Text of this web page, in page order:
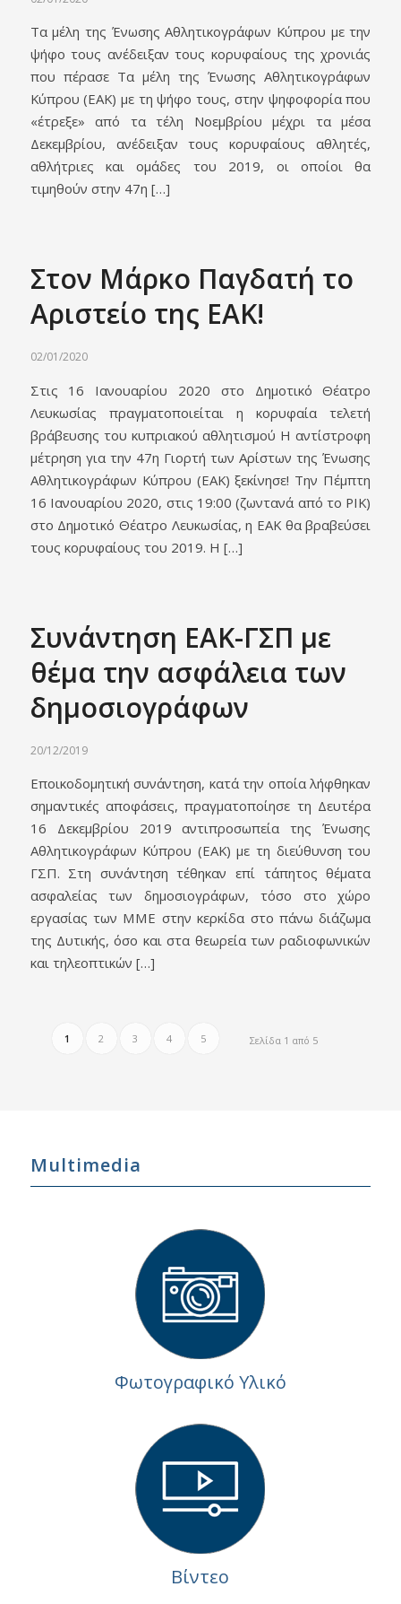
Τα μέλη της Ένωσης Αθλητικογράφων Κύπρου με την
ψήφο τους ανέδειξαν τους κορυφαίους της χρονιάς
που πέρασε Τα μέλη της Ένωσης Αθλητικογράφων
Κύπρου (ΕΑΚ) με τη ψήφο τους, στην ψηφοφορία που
«έτρεξε» από τα τέλη Νοεμβρίου μέχρι τα μέσα
Δεκεμβρίου, ανέδειξαν τους κορυφαίους αθλητές,
αθλήτριες και ομάδες του 2019, οι οποίοι θα
τιμηθούν στην 47η […]
Στον Μάρκο Παγδατή το
Αριστείο της ΕΑΚ!
02/01/2020
Στις 16 Ιανουαρίου 2020 στο Δημοτικό Θέατρο
Λευκωσίας πραγματοποιείται η κορυφαία τελετή
βράβευσης του κυπριακού αθλητισμού Η αντίστροφη
μέτρηση για την 47η Γιορτή των Αρίστων της Ένωσης
Αθλητικογράφων Κύπρου (ΕΑΚ) ξεκίνησε! Την Πέμπτη
16 Ιανουαρίου 2020, στις 19:00 (ζωντανά από το ΡΙΚ)
στο Δημοτικό Θέατρο Λευκωσίας, η ΕΑΚ θα βραβεύσει
τους κορυφαίους του 2019. Η […]
Συνάντηση ΕΑΚ-ΓΣΠ με
θέμα την ασφάλεια των
δημοσιογράφων
20/12/2019
Εποικοδομητική συνάντηση, κατά την οποία λήφθηκαν
σημαντικές αποφάσεις, πραγματοποίησε τη Δευτέρα
16 Δεκεμβρίου 2019 αντιπροσωπεία της Ένωσης
Αθλητικογράφων Κύπρου (ΕΑΚ) με τη διεύθυνση του
ΓΣΠ. Στη συνάντηση τέθηκαν επί τάπητος θέματα
ασφαλείας των δημοσιογράφων, τόσο στο χώρο
εργασίας των ΜΜΕ στην κερκίδα στο πάνω διάζωμα
της Δυτικής, όσο και στα θεωρεία των ραδιοφωνικών
και τηλεοπτικών […]
Σελίδα 1 από 5
1 2 3 4 5
Multimedia
Φωτογραφικό Υλικό
Βίντεο